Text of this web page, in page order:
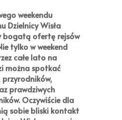
weekendu
Dzielnicy Wisła
bogatą ofertę rejsów
tylko w weekend
całe lato na
można spotkać
prawdziwych
Oczywiście dla
sobie bliski kontakt